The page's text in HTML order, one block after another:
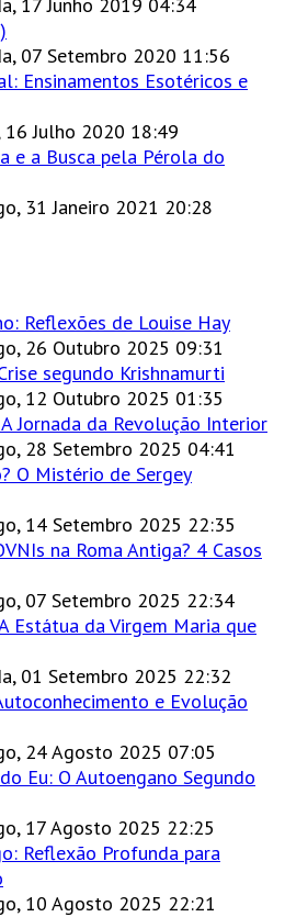
07 Setembro 2020 11:56
Ensinamentos Esotéricos e
Julho 2020 18:49
e a Busca pela Pérola do
31 Janeiro 2021 20:28
Reflexões de Louise Hay
26 Outubro 2025 09:31
segundo Krishnamurti
12 Outubro 2025 01:35
Jornada da Revolução Interior
28 Setembro 2025 04:41
O Mistério de Sergey
14 Setembro 2025 22:35
na Roma Antiga? 4 Casos
07 Setembro 2025 22:34
Estátua da Virgem Maria que
01 Setembro 2025 22:32
e Evolução
24 Agosto 2025 07:05
Eu: O Autoengano Segundo
17 Agosto 2025 22:25
Reflexão Profunda para
10 Agosto 2025 22:21